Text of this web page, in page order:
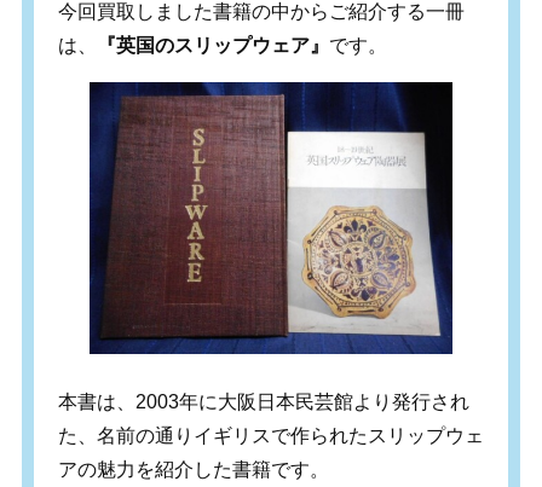
今回買取しました書籍の中からご紹介する一冊
は、
『英国のスリップウェア』 です。
本書は、2003年に大阪日本民芸館より発行され
た、名前の通りイギリスで作られたスリップウェ
アの魅力を紹介した書籍です。